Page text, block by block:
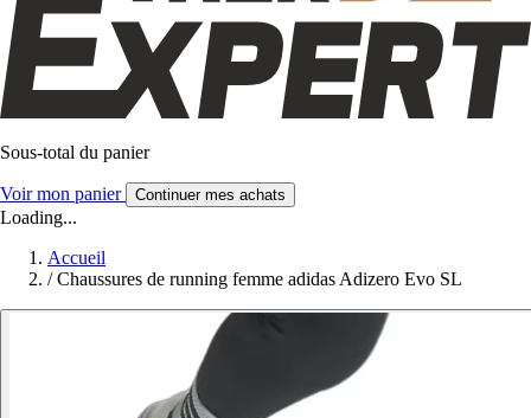
Sous-total du panier
Voir mon panier Continuer mes achats
Loading...
Accueil
/ Chaussures de running femme adidas Adizero Evo SL